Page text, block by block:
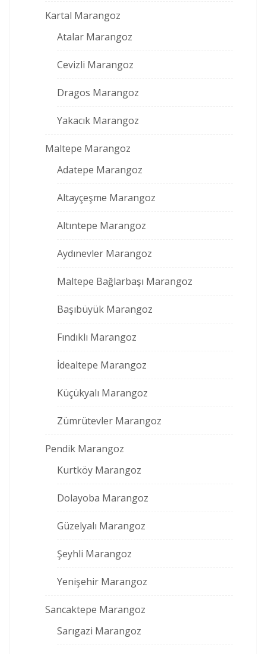
Kartal Marangoz
Atalar Marangoz
Cevizli Marangoz
Dragos Marangoz
Yakacık Marangoz
Maltepe Marangoz
Adatepe Marangoz
Altayçeşme Marangoz
Altıntepe Marangoz
Aydınevler Marangoz
Maltepe Bağlarbaşı Marangoz
Başıbüyük Marangoz
Fındıklı Marangoz
İdealtepe Marangoz
Küçükyalı Marangoz
Zümrütevler Marangoz
Pendik Marangoz
Kurtköy Marangoz
Dolayoba Marangoz
Güzelyalı Marangoz
Şeyhli Marangoz
Yenişehir Marangoz
Sancaktepe Marangoz
Sarıgazi Marangoz